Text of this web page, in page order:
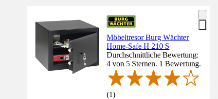
Möbeltresor Burg Wächter
Home-Safe H 210 S
Durchschnittliche Bewertung:
4 von 5 Sternen. 1 Bewertung.
(1)